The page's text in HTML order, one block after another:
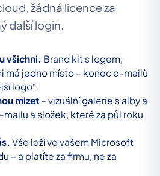
žádná licence za
další login.
všichni. Brand kit s logem,
má jedno místo – konec e-mailů
logo“.
mizet – vizuální galerie s alby a
mailu a složek, které za půl roku
Vše leží ve vašem Microsoft
– a platíte za firmu, ne za